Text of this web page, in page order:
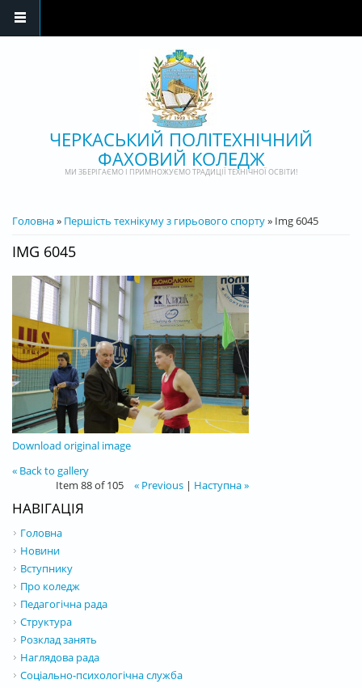
ЧЕРКАСЬКИЙ ПОЛІТЕХНІЧНИЙ
ФАХОВИЙ КОЛЕДЖ
МИ ЗБЕРІГАЄМО І ПРИМНОЖУЄМО ТРАДИЦІЇ ТЕХНІЧНОЇ ОСВІТИ!
ВИ Є ТУТ
Головна» Першість технікуму з гирьового спорту» Img 6045
IMG 6045
Download original image
« Back to gallery
Item 88 of 105
« Previous| Наступна »
НАВІГАЦІЯ
Головна
Новини
Вступнику
Про коледж
Педагогічна рада
Структура
Розклад занять
Наглядова рада
Соціально-психологічна служба